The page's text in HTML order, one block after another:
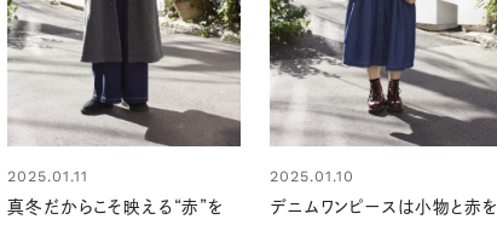
2025.01.11
真冬だからこそ映える“赤”を
2025.01.10
デニムワンピースは小物と赤を